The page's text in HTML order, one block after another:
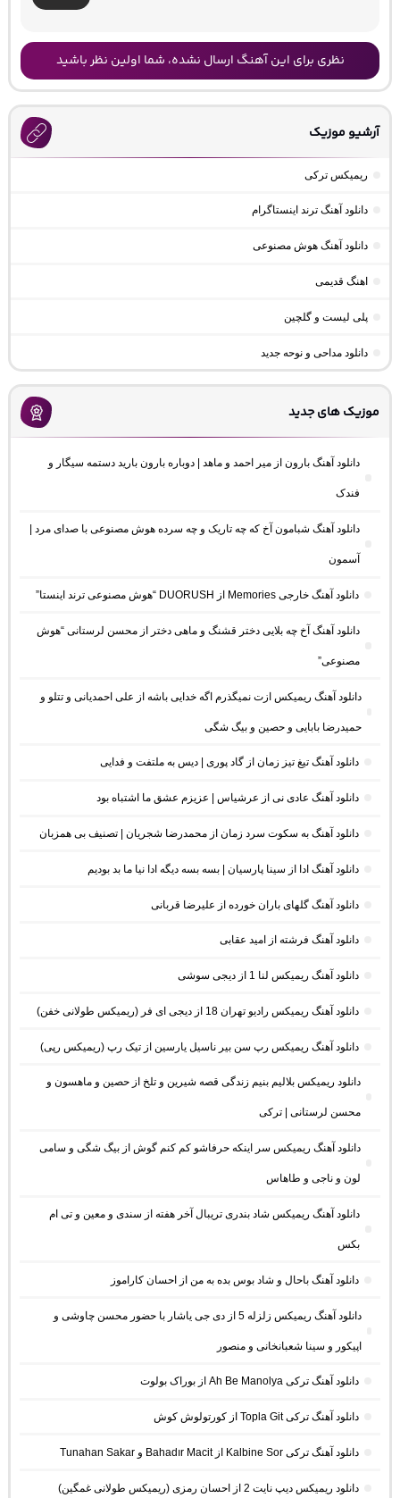
نظری برای این آهنگ ارسال نشده، شما اولین نظر باشید
آرشیو موزیک
ریمیکس ترکی
دانلود آهنگ ترند اینستاگرام
دانلود آهنگ هوش مصنوعی
اهنگ قدیمی
پلی لیست و گلچین
دانلود مداحی و نوحه جدید
موزیک های جدید
دانلود آهنگ بارون از میر احمد و ماهد | دوباره بارون بارید دستمه سیگار و
فندک
دانلود آهنگ شبامون آخ که چه تاریک و چه سرده هوش مصنوعی با صدای مرد |
آسمون
دانلود آهنگ خارجی Memories از DUORUSH “هوش مصنوعی ترند اینستا”
دانلود آهنگ آخ چه بلایی دختر قشنگ و ماهی دختر از محسن لرستانی “هوش
مصنوعی”
دانلود آهنگ ریمیکس ازت نمیگذرم اگه خدایی باشه از علی احمدیانی و تتلو و
حمیدرضا بابایی و حصین و بیگ شگی
دانلود آهنگ تیغ تیز زمان از گاد پوری | دیس به ملتفت و فدایی
دانلود آهنگ عادی نی از عرشیاس | عزیزم عشق ما اشتباه بود
دانلود آهنگ به سکوت سرد زمان از محمدرضا شجریان | تصنیف بی همزبان
دانلود آهنگ ادا از سینا پارسیان | بسه بسه دیگه ادا نیا ما بد بودیم
دانلود آهنگ گلهای باران خورده از علیرضا قربانی
دانلود آهنگ فرشته از امید عقابی
دانلود آهنگ ریمیکس لنا 1 از دیجی سوشی
دانلود آهنگ ریمیکس رادیو تهران 18 از دیجی ای فر (ریمیکس طولانی خفن)
دانلود آهنگ ریمیکس رپ سن بیر ناسیل یارسین از تیک رپ (ریمیکس رپی)
دانلود ریمیکس بلالیم بنیم زندگی قصه شیرین و تلخ از حصین و ماهسون و
محسن لرستانی | ترکی
دانلود آهنگ ریمیکس سر اینکه حرفاشو کم کنم گوش از بیگ شگی و سامی
لون و ناجی و طاهاس
دانلود آهنگ ریمیکس شاد بندری تریبال آخر هفته از سندی و معین و تی ام
بکس
دانلود آهنگ باحال و شاد بوس بده به من از احسان کاراموز
دانلود آهنگ ریمیکس زلزله 5 از دی جی یاشار با حضور محسن چاوشی و
اپیکور و سینا شعبانخانی و منصور
دانلود آهنگ ترکی Ah Be Manolya از بوراک بولوت
دانلود آهنگ ترکی Topla Git از کورتولوش کوش
دانلود آهنگ ترکی Kalbine Sor از Bahadır Macit و Tunahan Sakar
دانلود ریمیکس دیپ نایت 2 از احسان رمزی (ریمیکس طولانی غمگین)